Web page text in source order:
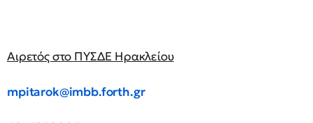
Αιρετός στο ΠΥΣΔΕ Ηρακλείου
mpitarok@imbb.forth.gr